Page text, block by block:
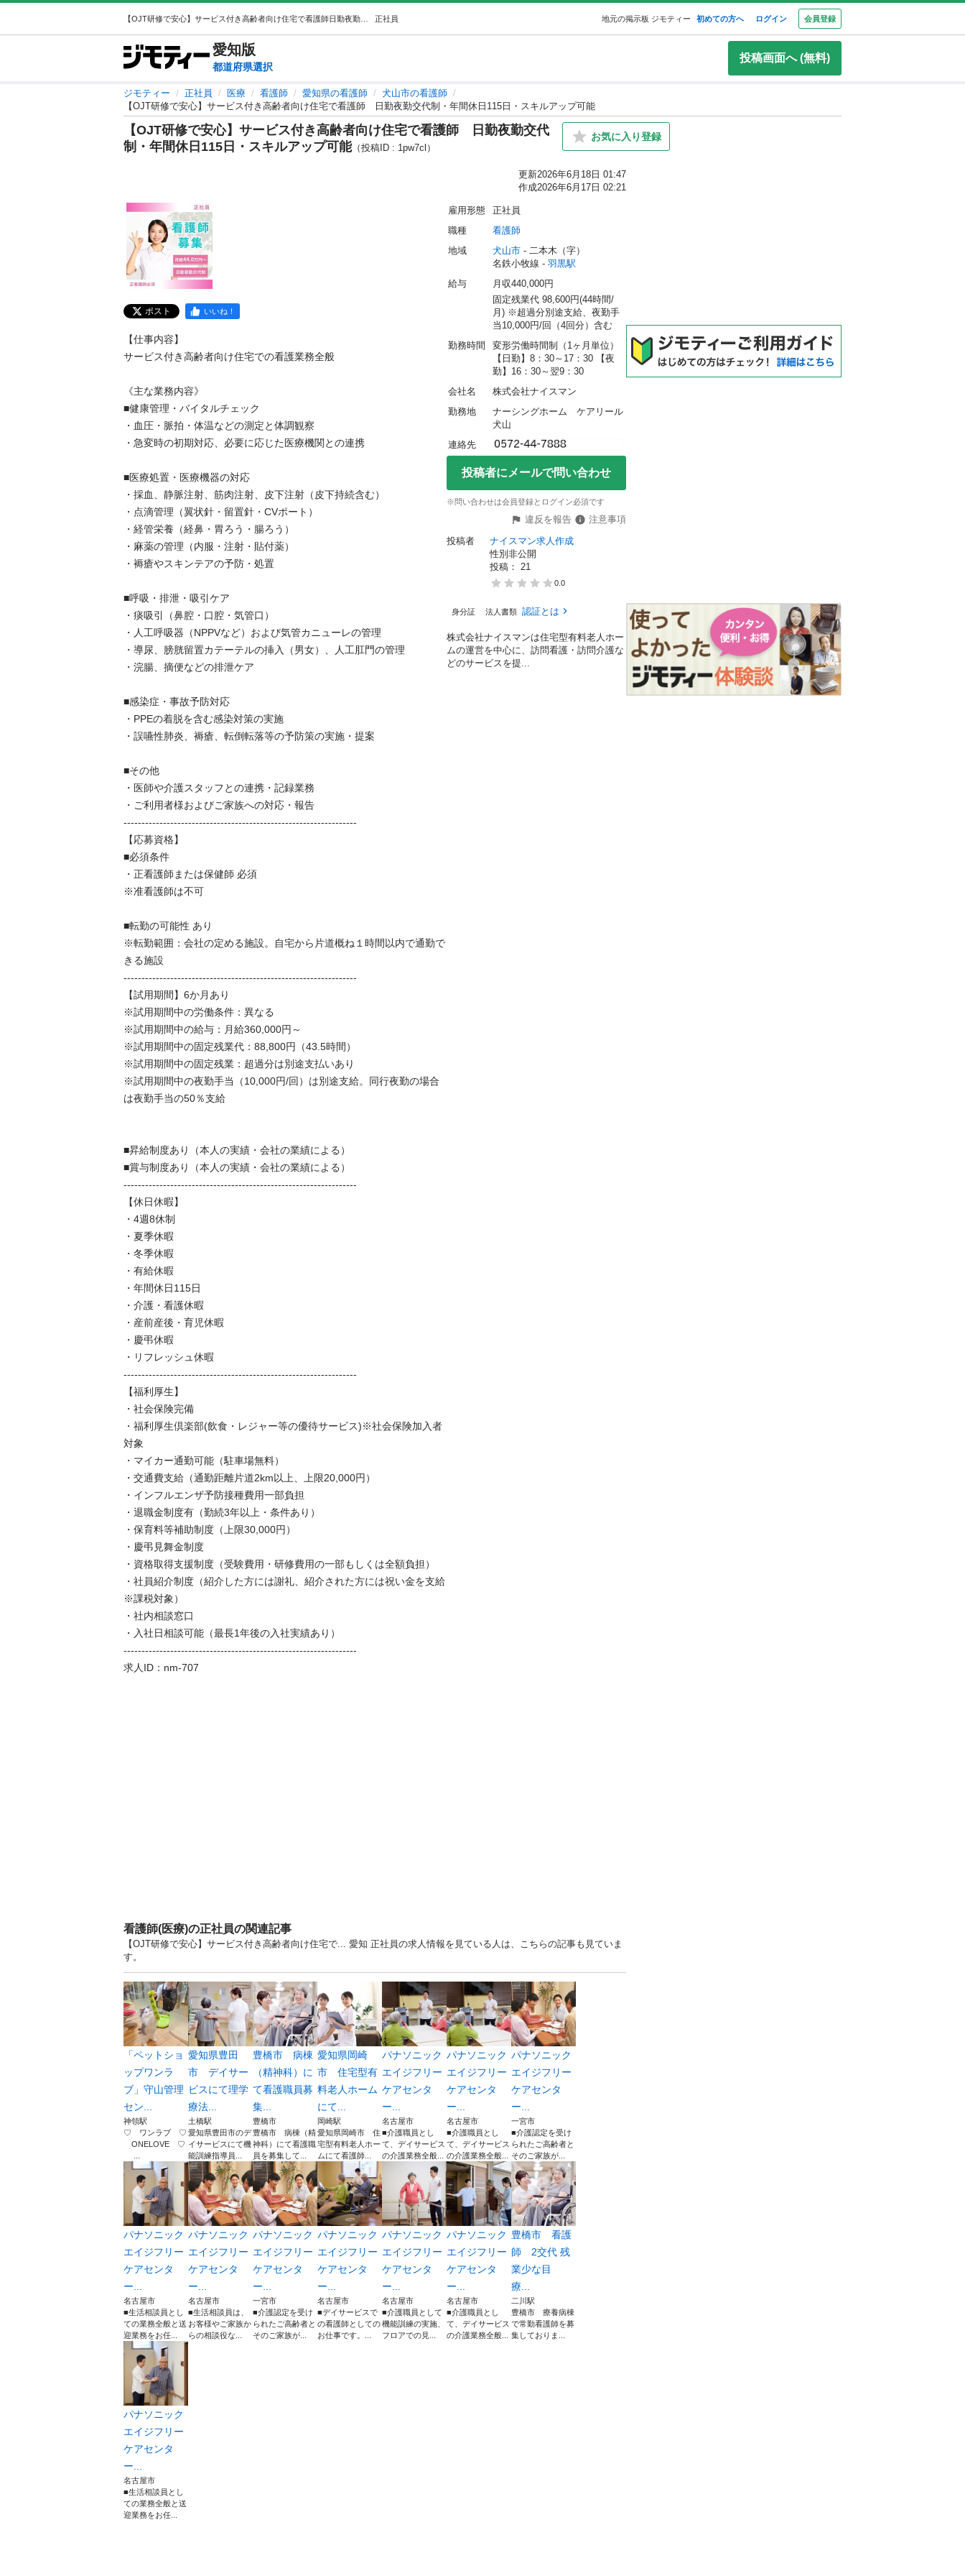
正社員 地元の掲示板 ジモティー 初めての方へ ログイン 会員登録
愛知版
都道府県選択
投稿画面へ (無料)
ジモティー 正社員 医療 看護師 愛知県の看護師
犬山市の看護師
【OJT研修で安心】サービス付き高齢者向け住宅で看護師 日勤夜勤交代制・年間休日115日・スキルアップ可能
【OJT研修で安心】サービス付き高齢者向け住宅で看護師 日勤夜勤交代
制・年間休日115日・スキルアップ可能（投稿ID : 1pw7cl）
お気に入り登録
更新2026年6月18日 01:47
作成2026年6月17日 02:21
ポスト いいね！
【仕事内容】
サービス付き高齢者向け住宅での看護業務全般
《主な業務内容》
■健康管理・バイタルチェック
・血圧・脈拍・体温などの測定と体調観察
・急変時の初期対応、必要に応じた医療機関との連携
■医療処置・医療機器の対応
・採血、静脈注射、筋肉注射、皮下注射（皮下持続含む）
・点滴管理（翼状針・留置針・CVポート）
・経管栄養（経鼻・胃ろう・腸ろう）
・麻薬の管理（内服・注射・貼付薬）
・褥瘡やスキンテアの予防・処置
■呼吸・排泄・吸引ケア
・痰吸引（鼻腔・口腔・気管口）
・人工呼吸器（NPPVなど）および気管カニューレの管理
・導尿、膀胱留置カテーテルの挿入（男女）、人工肛門の管理
・浣腸、摘便などの排泄ケア
■感染症・事故予防対応
・PPEの着脱を含む感染対策の実施
・誤嚥性肺炎、褥瘡、転倒転落等の予防策の実施・提案
■その他
・医師や介護スタッフとの連携・記録業務
・ご利用者様およびご家族への対応・報告
-----------------------------------------------------------------
【応募資格】
■必須条件
・正看護師または保健師 必須
※准看護師は不可
■転勤の可能性 あり
※転勤範囲：会社の定める施設。自宅から片道概ね１時間以内で通勤で
きる施設
-----------------------------------------------------------------
【試用期間】6か月あり
※試用期間中の労働条件：異なる
※試用期間中の給与：月給360,000円～
※試用期間中の固定残業代：88,800円（43.5時間）
※試用期間中の固定残業：超過分は別途支払いあり
※試用期間中の夜勤手当（10,000円/回）は別途支給。同行夜勤の場合
は夜勤手当の50％支給
■昇給制度あり（本人の実績・会社の業績による）
■賞与制度あり（本人の実績・会社の業績による）
-----------------------------------------------------------------
【休日休暇】
・4週8休制
・夏季休暇
・冬季休暇
・有給休暇
・年間休日115日
・介護・看護休暇
・産前産後・育児休暇
・慶弔休暇
・リフレッシュ休暇
-----------------------------------------------------------------
【福利厚生】
・社会保険完備
・福利厚生倶楽部(飲食・レジャー等の優待サービス)※社会保険加入者
対象
・マイカー通勤可能（駐車場無料）
・交通費支給（通勤距離片道2km以上、上限20,000円）
・インフルエンザ予防接種費用一部負担
・退職金制度有（勤続3年以上・条件あり）
・保育料等補助制度（上限30,000円）
・慶弔見舞金制度
・資格取得支援制度（受験費用・研修費用の一部もしくは全額負担）
・社員紹介制度（紹介した方には謝礼、紹介された方には祝い金を支給
※課税対象）
・社内相談窓口
・入社日相談可能（最長1年後の入社実績あり）
-----------------------------------------------------------------
求人ID：nm-707
雇用形態
正社員
職種
看護師
地域
犬山市 - 二本木（字）
名鉄小牧線 - 羽黒駅
給与
月収440,000円
固定残業代 98,600円(44時間/
月) ※超過分別途支給、夜勤手
当10,000円/回（4回分）含む
勤務時間
変形労働時間制（1ヶ月単位）
【日勤】8：30～17：30 【夜
勤】16：30～翌9：30
会社名
株式会社ナイスマン
勤務地
ナーシングホーム　ケアリール
犬山
連絡先
投稿者にメールで問い合わせ
※問い合わせは会員登録とログイン必須です
違反を報告
注意事項
投稿者
ナイスマン求人作成
性別非公開
投稿： 21
0.0
身分証 法人書類 認証とは
株式会社ナイスマンは住宅型有料老人ホー
ムの運営を中心に、訪問看護・訪問介護な
どのサービスを提...
看護師(医療)の正社員の関連記事
【OJT研修で安心】サービス付き高齢者向け住宅で... 愛知 正社員の求人情報を見ている人は、こちらの記事も見ていま
す。
「ペットショ
ップワンラ
ブ」守山管理
セン...
神領駅
♡ ワンラブ ♡
ONELOVE ♡
愛知県豊田
市 デイサー
ビスにて理学
療法...
土橋駅
愛知県豊田市のデ
イサービスにて機
能訓練指導員...
豊橋市 病棟
（精神科）に
て看護職員募
集...
豊橋市
豊橋市 病棟（精
神科）にて看護職
員を募集して...
愛知県岡崎
市 住宅型有
料老人ホーム
にて...
岡崎駅
愛知県岡崎市 住
宅型有料老人ホー
ムにて看護師...
パナソニック
エイジフリー
ケアセンタ
ー...
名古屋市
■介護職員とし
て、デイサービス
の介護業務全般...
パナソニック
エイジフリー
ケアセンタ
ー...
名古屋市
■介護職員とし
て、デイサービス
の介護業務全般...
パナソニック
エイジフリー
ケアセンタ
ー...
一宮市
■介護認定を受け
られたご高齢者と
そのご家族が...
パナソニック
エイジフリー
ケアセンタ
ー...
名古屋市
■生活相談員とし
ての業務全般と送
迎業務をお任...
パナソニック
エイジフリー
ケアセンタ
ー...
名古屋市
■生活相談員は、
お客様やご家族か
らの相談役な...
パナソニック
エイジフリー
ケアセンタ
ー...
一宮市
■介護認定を受け
られたご高齢者と
そのご家族が...
パナソニック
エイジフリー
ケアセンタ
ー...
名古屋市
■デイサービスで
の看護師としての
お仕事です。...
パナソニック
エイジフリー
ケアセンタ
ー...
名古屋市
■介護職員として
機能訓練の実施、
フロアでの見...
パナソニック
エイジフリー
ケアセンタ
ー...
名古屋市
■介護職員とし
て、デイサービス
の介護業務全般...
豊橋市 看護
師 2交代 残
業少な目
療...
二川駅
豊橋市 療養病棟
で常勤看護師を募
集しておりま...
パナソニック
エイジフリー
ケアセンタ
ー...
名古屋市
■生活相談員とし
ての業務全般と送
迎業務をお任...